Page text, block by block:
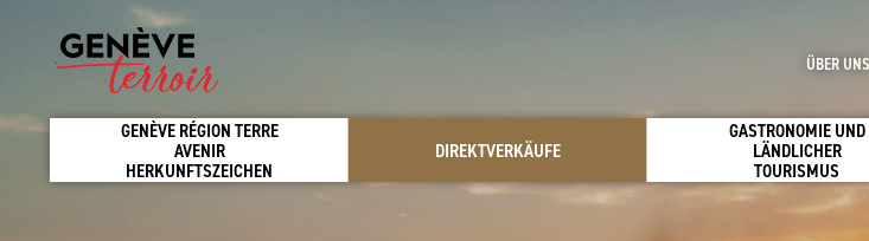
GENÈVE RÉGION TERRE
AVENIR
HERKUNFTSZEICHEN
DIREKTVERKÄUFE
GASTRONOMIE UND
LÄNDLICHER
TOURISMUS
ÜBER UNS